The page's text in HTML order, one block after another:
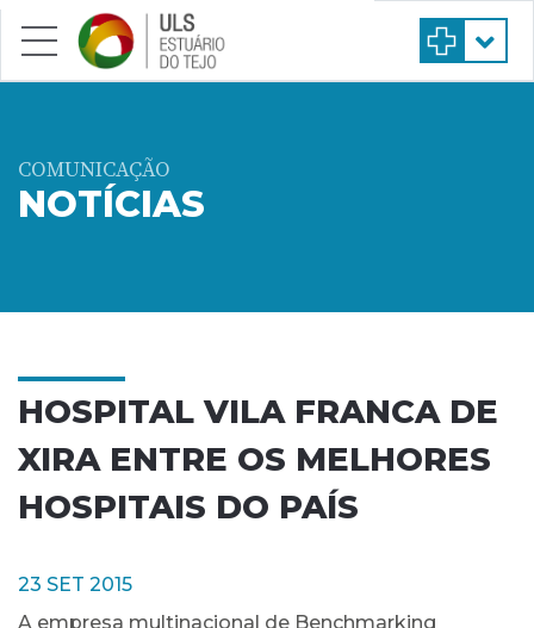
Saltar para conteúdo principal
COMUNICAÇÃO
NOTÍCIAS
HOSPITAL VILA FRANCA DE
XIRA ENTRE OS MELHORES
HOSPITAIS DO PAÍS
23 SET 2015
A empresa multinacional de Benchmarking